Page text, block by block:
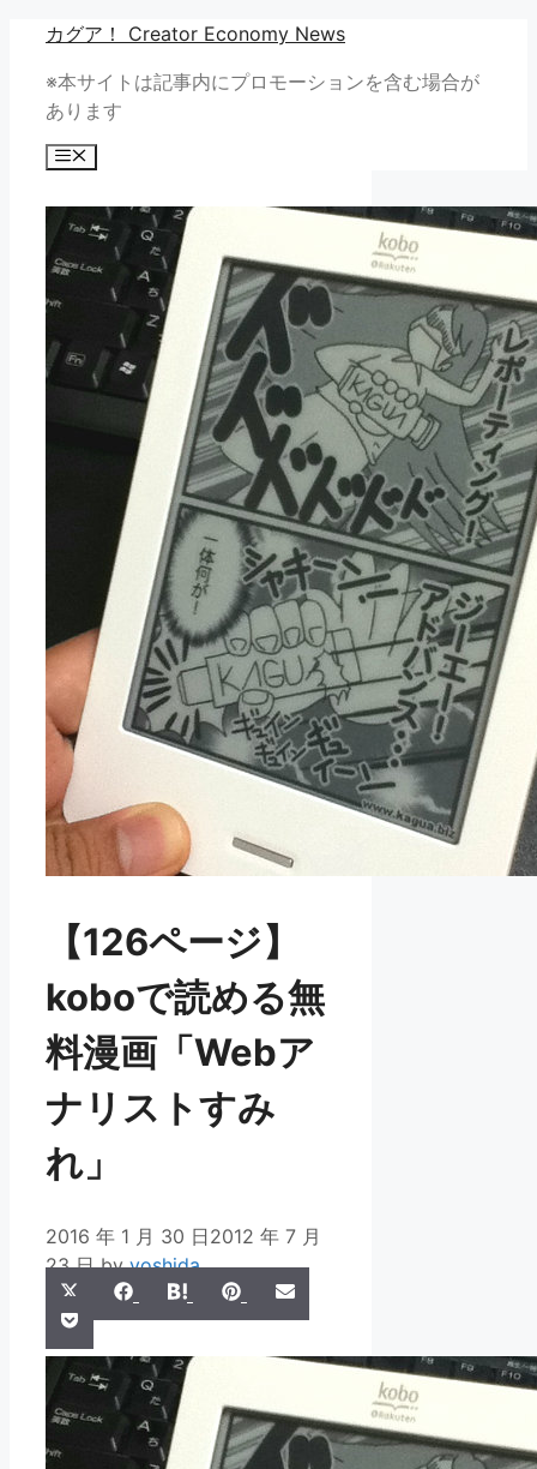
カグア！ Creator Economy News
※本サイトは記事内にプロモーションを含む場合が
あります
メ
ー
【126ページ】
koboで読める無
料漫画「Webア
ナリストすみ
れ」
2016 年 1 月 30 日2012 年 7 月
23 日 byyoshida
Share
on
(Twitter)
Share
on
Facebook
Share
on
Hatena Share
on
PinterestShare
on
Share
on
Pocket